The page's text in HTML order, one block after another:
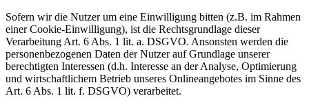
Sofern wir die Nutzer um eine Einwilligung bitten (z.B. im Rahmen
einer Cookie-Einwilligung), ist die Rechtsgrundlage dieser
Verarbeitung Art. 6 Abs. 1 lit. a. DSGVO. Ansonsten werden die
personenbezogenen Daten der Nutzer auf Grundlage unserer
berechtigten Interessen (d.h. Interesse an der Analyse, Optimierung
und wirtschaftlichem Betrieb unseres Onlineangebotes im Sinne des
Art. 6 Abs. 1 lit. f. DSGVO) verarbeitet.